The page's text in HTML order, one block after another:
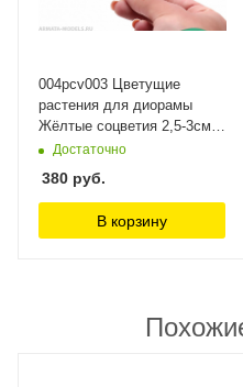
004pcv003 Цветущие
растения для диорамы
Жёлтые соцветия 2,5-3см.
5шт. Morrison
Достаточно
380 руб.
В корзину